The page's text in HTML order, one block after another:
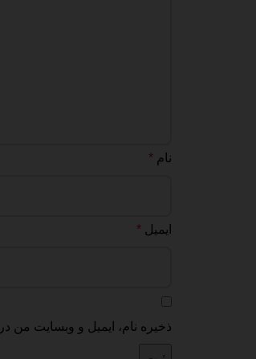
نام *
ایمیل *
ذخیره نام، ایمیل و وبسایت من